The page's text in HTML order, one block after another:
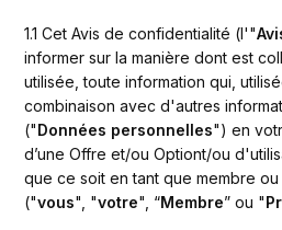
1.1 Cet Avis de confidentialité (l'"
informer sur la manière dont est
utilisée, toute information qui,
combinaison avec d'autres
("Données personnelles") en
d’une Offre et/ou Optiont/ou
que ce soit en tant que membre
("vous", "votre", “Membre” ou "